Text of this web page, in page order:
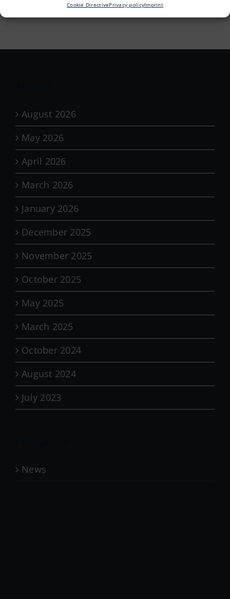
Cookie DirectivePrivacy policyImprint
August 2026
May 2026
April 2026
March 2026
January 2026
December 2025
November 2025
October 2025
May 2025
March 2025
October 2024
August 2024
July 2023
News